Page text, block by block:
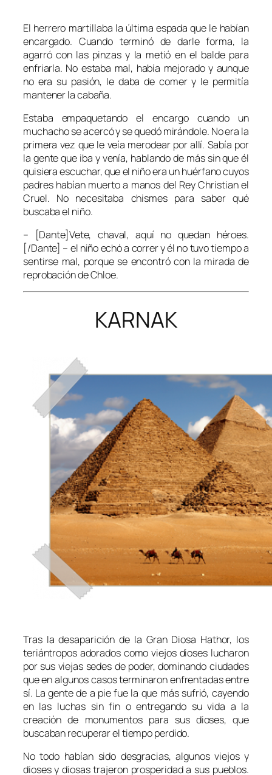
El herrero martillaba la última espada que le habían
encargado. Cuando terminó de darle forma, la
agarró con las pinzas y la metió en el balde para
enfriarla. No estaba mal, había mejorado y aunque
no era su pasión, le daba de comer y le permitía
mantener la cabaña.
Estaba empaquetando el encargo cuando un
muchacho se acercó y se quedó mirándole. No era la
primera vez que le veía merodear por allí. Sabía por
la gente que iba y venía, hablando de más sin que él
quisiera escuchar, que el niño era un huérfano cuyos
padres habían muerto a manos del Rey Christian el
Cruel. No necesitaba chismes para saber qué
buscaba el niño.
– [Dante]Vete, chaval, aquí no quedan héroes.
[/Dante] – el niño echó a correr y él no tuvo tiempo a
sentirse mal, porque se encontró con la mirada de
reprobación de Chloe.
KARNAK
Tras la desaparición de la Gran Diosa Hathor, los
teriántropos adorados como viejos dioses lucharon
por sus viejas sedes de poder, dominando ciudades
que en algunos casos terminaron enfrentadas entre
sí. La gente de a pie fue la que más sufrió, cayendo
en las luchas sin fin o entregando su vida a la
creación de monumentos para sus dioses, que
buscaban recuperar el tiempo perdido.
No todo habían sido desgracias, algunos viejos y
dioses y diosas trajeron prosperidad a sus pueblos.